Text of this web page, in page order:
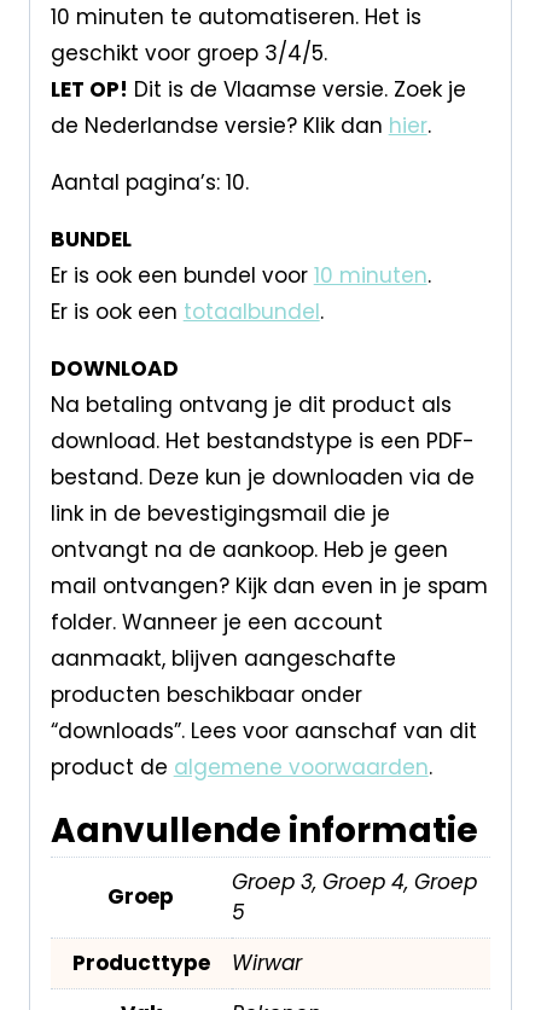
10 minuten te automatiseren. Het is
geschikt voor groep 3/4/5.
LET OP! Dit is de Vlaamse versie. Zoek je
de Nederlandse versie? Klik dan hier.
Aantal pagina’s: 10.
BUNDEL
Er is ook een bundel voor 10 minuten.
Er is ook een totaalbundel.
DOWNLOAD
Na betaling ontvang je dit product als
download. Het bestandstype is een PDF-
bestand. Deze kun je downloaden via de
link in de bevestigingsmail die je
ontvangt na de aankoop. Heb je geen
mail ontvangen? Kijk dan even in je spam
folder. Wanneer je een account
aanmaakt, blijven aangeschafte
producten beschikbaar onder
“downloads”. Lees voor aanschaf van dit
product de algemene voorwaarden.
Aanvullende informatie
Groep
Groep 3, Groep 4, Groep
5
Producttype
Wirwar